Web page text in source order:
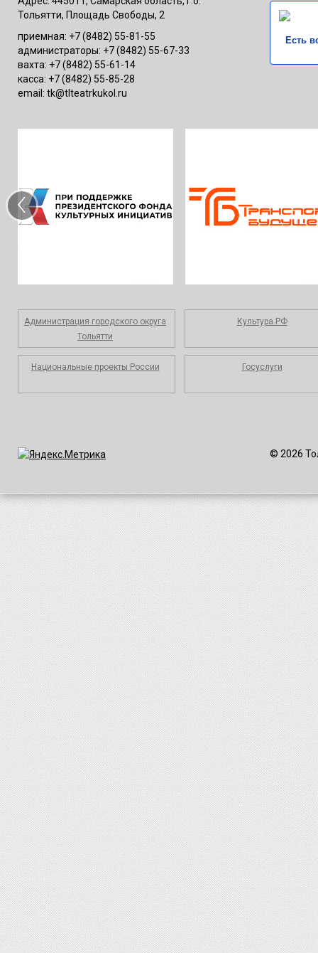
Тольятти, Площадь Свободы, 2
приемная: +7 (8482) 55-81-55
администраторы: +7 (8482) 55-67-33
вахта: +7 (8482) 55-61-14
касса: +7 (8482) 55-85-28
email: tk@tlteatrkukol.ru
Есть
‹
Администрация городского округа
Тольятти
Культура.РФ
Национальные проекты России Госуслуги
© 2026